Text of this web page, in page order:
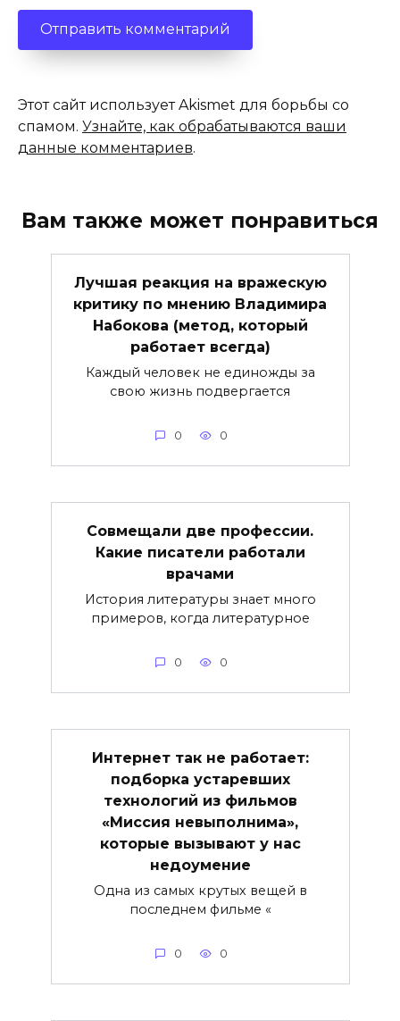
Этот сайт использует Akismet для борьбы со
спамом. Узнайте, как обрабатываются ваши
данные комментариев.
Вам также может понравиться
Лучшая реакция на вражескую
критику по мнению Владимира
Набокова (метод, который
работает всегда)
Каждый человек не единожды за
свою жизнь подвергается
0 0
Совмещали две профессии.
Какие писатели работали
врачами
История литературы знает много
примеров, когда литературное
0 0
Интернет так не работает:
подборка устаревших
технологий из фильмов
«Миссия невыполнима»,
которые вызывают у нас
недоумение
Одна из самых крутых вещей в
последнем фильме «
0 0